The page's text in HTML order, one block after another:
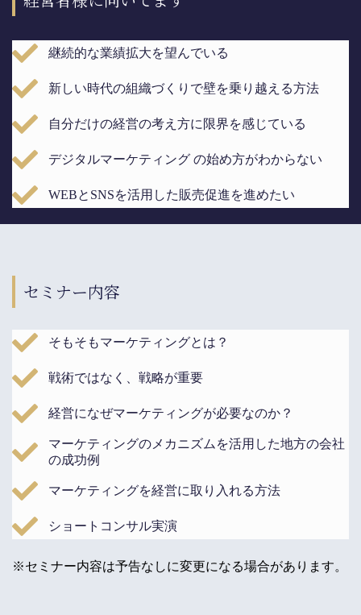
継続的な業績拡大を望んでいる
新しい時代の組織づくりで壁を乗り越える方法
自分だけの経営の考え方に限界を感じている
デジタルマーケティング の始め方がわからない
WEBとSNSを活用した販売促進を進めたい
セミナー内容
そもそもマーケティングとは？
戦術ではなく、戦略が重要
経営になぜマーケティングが必要なのか？
マーケティングのメカニズムを活用した地方の会社
の成功例
マーケティングを経営に取り入れる方法
ショートコンサル実演
※セミナー内容は予告なしに変更になる場合があります。